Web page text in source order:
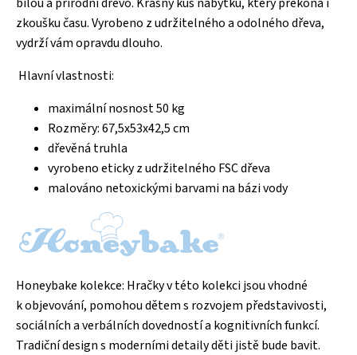
zkoušku času. Vyrobeno z udržitelného a odolného dřeva,
vydrží vám opravdu dlouho.
Hlavní vlastnosti:
maximální nosnost 50 kg
Rozměry: 67,5x53x42,5 cm
dřevěná truhla
vyrobeno eticky z udržitelného FSC dřeva
malováno netoxickými barvami na bázi vody
Honeybake kolekce: Hračky v této kolekci jsou vhodné
k objevování, pomohou dětem s rozvojem představivosti,
sociálních a verbálních dovedností a kognitivních funkcí.
Tradiční design s moderními detaily děti jistě bude bavit.